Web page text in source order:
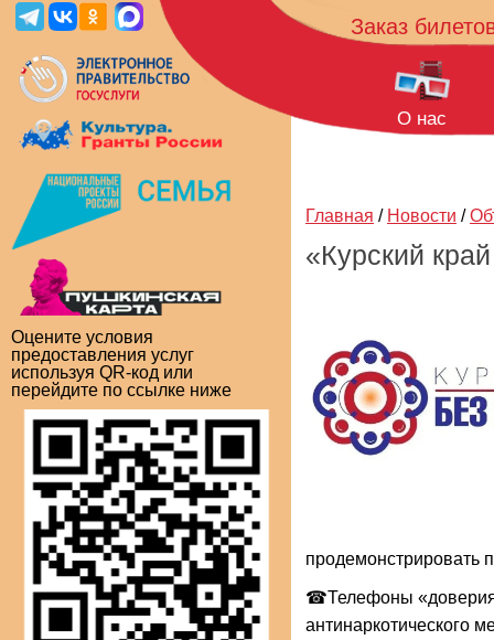
Оцените условия
предоставления услуг
используя QR-код или
перейдите по ссылке ниже
Заказ
О нас
Главная / Новости /
«Курский
продемонстрировать
☎Телефоны
антинаркотического